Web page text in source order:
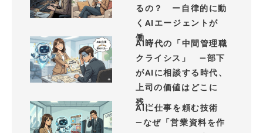
るの？ ー自律的に動
くAIエージェントが
働...
AI時代の「中間管理職
クライシス」 —部下
がAIに相談する時代、
上司の価値はどこに
残...
AIに仕事を頼む技術
—なぜ「営業資料を作